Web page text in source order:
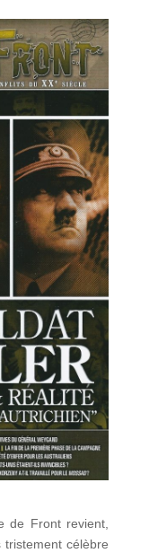
de Front revient,
célèbre